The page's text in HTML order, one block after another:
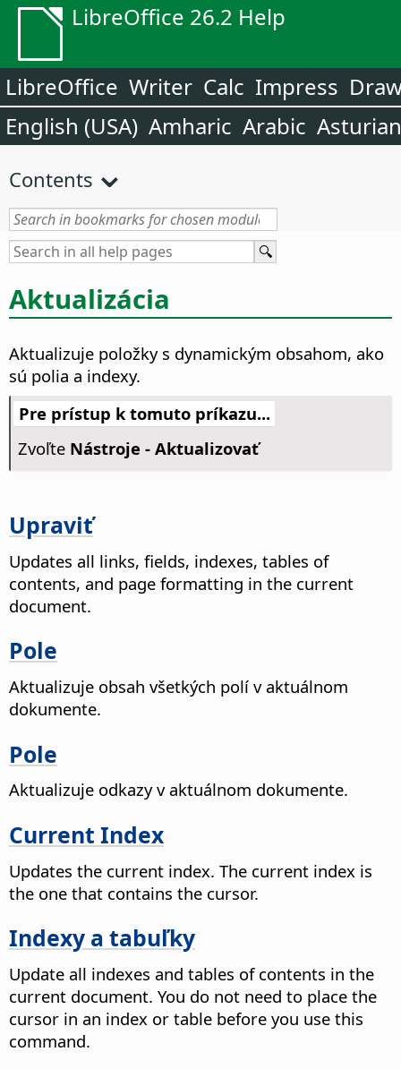
LibreOffice 26.2 Help
LibreOffice Writer Calc Impress
English (USA) Amharic Arabic Asturian
Contents
Aktualizácia
Aktualizuje položky s dynamickým obsahom, ako
sú polia a indexy.
Pre prístup k tomuto príkazu...
Zvoľte Nástroje - Aktualizovať
Upraviť
Updates all links, fields, indexes, tables of
contents, and page formatting in the current
document.
Pole
Aktualizuje obsah všetkých polí v aktuálnom
dokumente.
Pole
Aktualizuje odkazy v aktuálnom dokumente.
Current Index
Updates the current index. The current index is
the one that contains the cursor.
Indexy a tabuľky
Update all indexes and tables of contents in the
current document. You do not need to place the
cursor in an index or table before you use this
command.